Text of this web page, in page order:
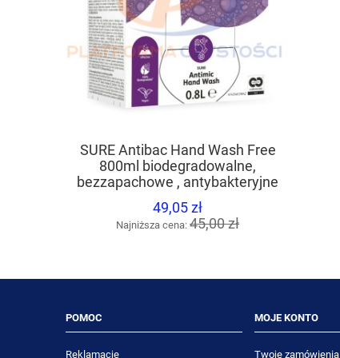
SURE Antibac Hand Wash Free
800ml biodegradowalne,
bezzapachowe , antybakteryjne
mydło do rąk
49,05 zł
Najniższa cena: 45,00 zł
POMOC
Reklamacje
MOJE KONTO
Twoje zamówienia